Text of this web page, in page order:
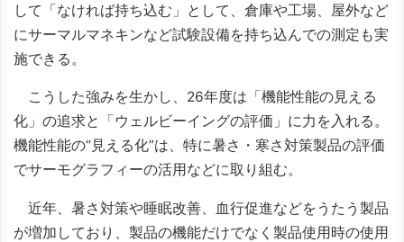
して「なければ持ち込む」として、倉庫や工場、屋外など
にサーマルマネキンなど試験設備を持ち込んでの測定も実
施できる。
こうした強みを生かし、26年度は「機能性能の見える
化」の追求と「ウェルビーイングの評価」に力を入れる。
機能性能の“見える化”は、特に暑さ・寒さ対策製品の評価
でサーモグラフィーの活用などに取り組む。
近年、暑さ対策や睡眠改善、血行促進などをうたう製品
が増加しており、製品の機能だけでなく製品使用時の使用